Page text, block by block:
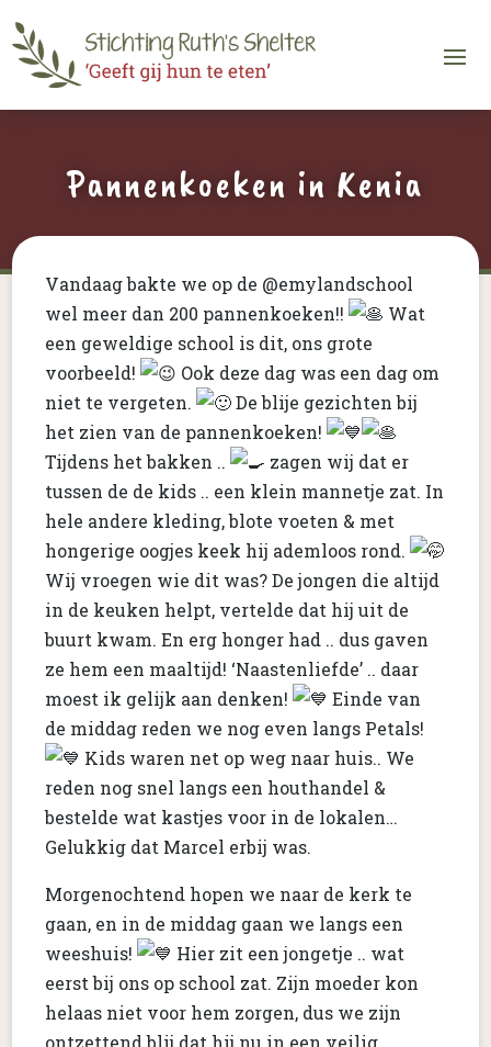
Pannenkoeken in Kenia
Vandaag bakte we op de @emylandschool
wel meer dan 200 pannenkoeken!!
Wat
een geweldige school is dit, ons grote
voorbeeld!
Ook deze dag was een dag om
niet te vergeten.
De blije gezichten bij
het zien van de pannenkoeken!
Tijdens het bakken ..
zagen wij dat er
tussen de de kids .. een klein mannetje zat. In
hele andere kleding, blote voeten & met
hongerige oogjes keek hij ademloos rond.
Wij vroegen wie dit was? De jongen die altijd
in de keuken helpt, vertelde dat hij uit de
buurt kwam. En erg honger had .. dus gaven
ze hem een maaltijd! ‘Naastenliefde’ .. daar
moest ik gelijk aan denken!
Einde van
de middag reden we nog even langs Petals!
Kids waren net op weg naar huis.. We
reden nog snel langs een houthandel &
bestelde wat kastjes voor in de lokalen…
Gelukkig dat Marcel erbij was.
Morgenochtend hopen we naar de kerk te
gaan, en in de middag gaan we langs een
weeshuis!
Hier zit een jongetje .. wat
eerst bij ons op school zat. Zijn moeder kon
helaas niet voor hem zorgen, dus we zijn
ontzettend blij dat hij nu in een veilig